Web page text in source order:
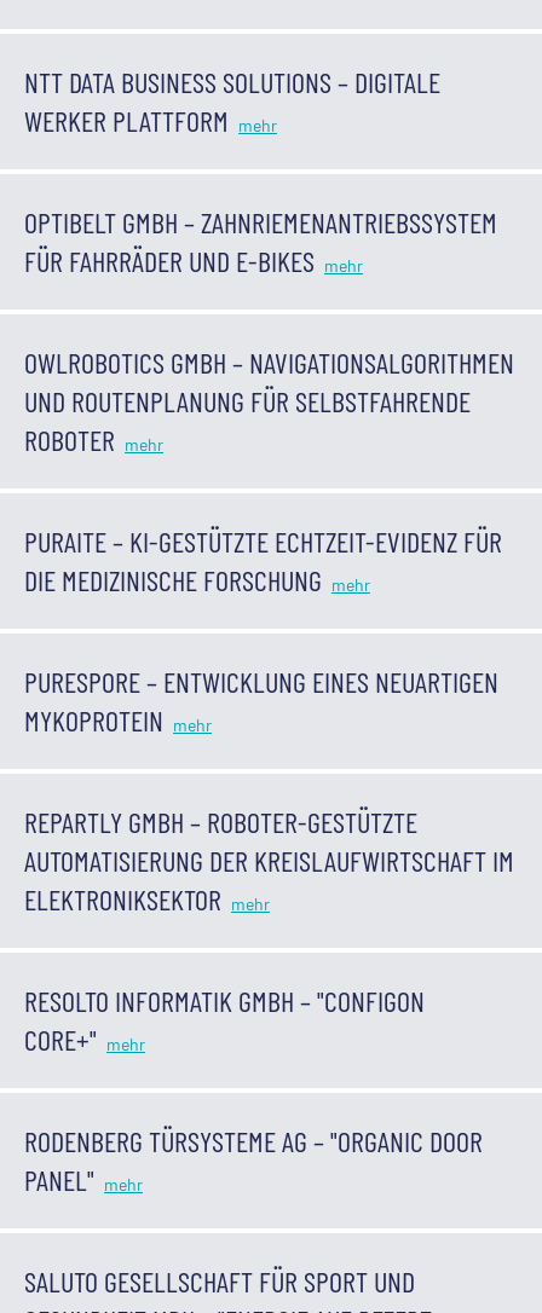
NTT DATA BUSINESS SOLUTIONS – DIGITALE
WERKER PLATTFORM
OPTIBELT GMBH – ZAHNRIEMENANTRIEBSSYSTEM
FÜR FAHRRÄDER UND E-BIKES
OWLROBOTICS GMBH – NAVIGATIONSALGORITHMEN
UND ROUTENPLANUNG FÜR SELBSTFAHRENDE
ROBOTER
PURAITE – KI-GESTÜTZTE ECHTZEIT-EVIDENZ FÜR
DIE MEDIZINISCHE FORSCHUNG
PURESPORE – ENTWICKLUNG EINES NEUARTIGEN
MYKOPROTEIN
REPARTLY GMBH – ROBOTER-GESTÜTZTE
AUTOMATISIERUNG DER KREISLAUFWIRTSCHAFT IM
ELEKTRONIKSEKTOR
RESOLTO INFORMATIK GMBH – "CONFIGON
CORE+"
RODENBERG TÜRSYSTEME AG – "ORGANIC DOOR
PANEL"
SALUTO GESELLSCHAFT FÜR SPORT UND